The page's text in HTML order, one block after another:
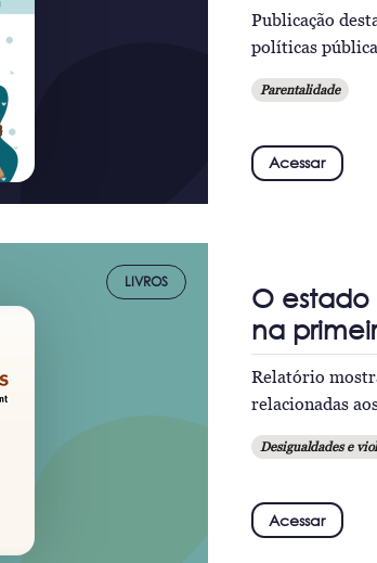
Publicação
políticas
Parentalidade
Acessar
LIVROS
O estado
na
Relatório
relacionadas
Desigualdades e
Acessar